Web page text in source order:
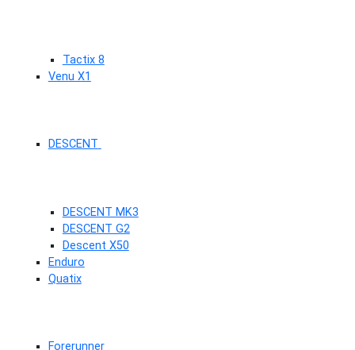
Tactix 8
Venu X1
DESCENT
DESCENT MK3
DESCENT G2
Descent X50
Enduro
Quatix
Forerunner